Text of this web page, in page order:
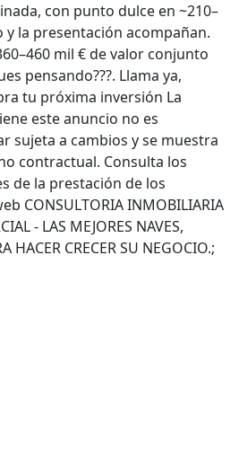
con punto dulce en ~210–
y la presentación acompañan.
mil € de valor conjunto
pensando???. Llama ya,
tu próxima inversión La
este anuncio no es
sujeta a cambios y se muestra
contractual. Consulta los
de la prestación de los
CONSULTORIA INMOBILIARIA
- LAS MEJORES NAVES,
HACER CRECER SU NEGOCIO.;